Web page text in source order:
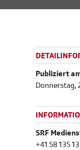
Publiziert
Donnerstag,
SRF
+41 58 135